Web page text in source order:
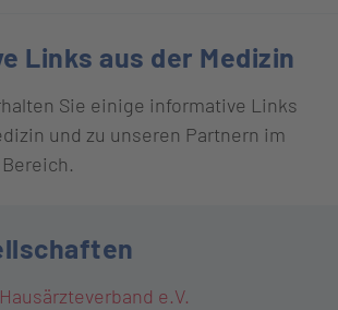
Links aus der Medizin
Sie einige informative Links
und zu unseren Partnern im
e.V.